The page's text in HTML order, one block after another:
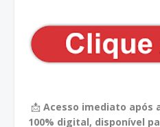
📩 Acesso imediato após
100% digital, disponível